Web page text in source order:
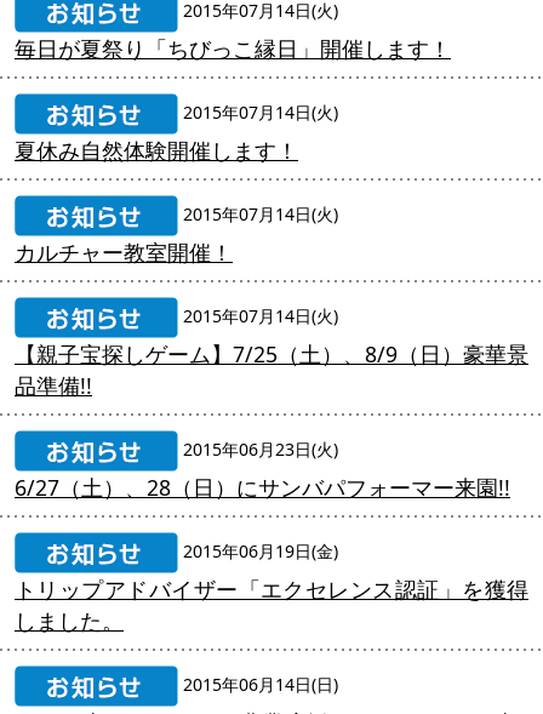
2015年07月14日(火)
毎日が夏祭り「ちびっこ縁日」開催します！
2015年07月14日(火)
夏休み自然体験開催します！
2015年07月14日(火)
カルチャー教室開催！
2015年07月14日(火)
【親子宝探しゲーム】7/25（土）、8/9（日）豪華景
品準備!!
2015年06月23日(火)
6/27（土）、28（日）にサンバパフォーマー来園!!
2015年06月19日(金)
トリップアドバイザー「エクセレンス認証」を獲得
しました。
2015年06月14日(日)